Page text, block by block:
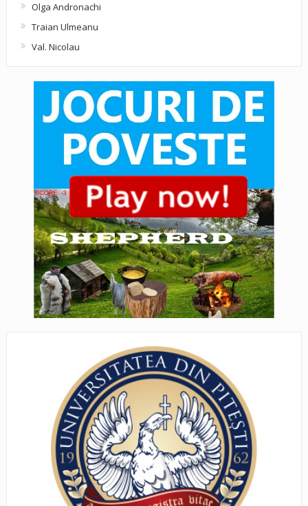
Olga Andronachi
Traian Ulmeanu
Val. Nicolau